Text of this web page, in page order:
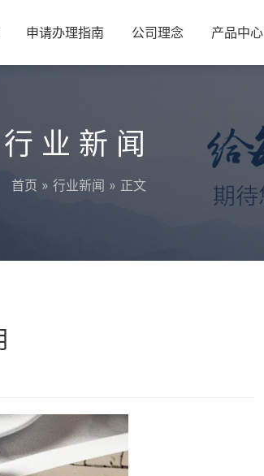
申请办理指南 公司理念 产品中心
行业新闻
首页 » 行业新闻 » 正文